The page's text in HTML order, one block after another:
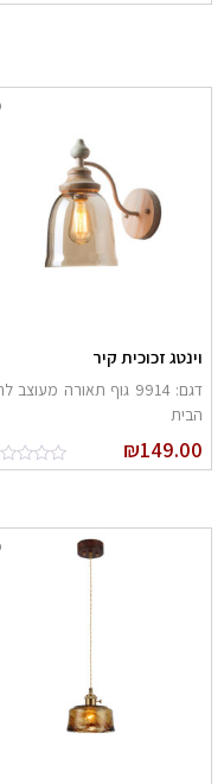
זכוכית קיר
דגם: 9914 גוף תאורה מעוצב לחלל
₪